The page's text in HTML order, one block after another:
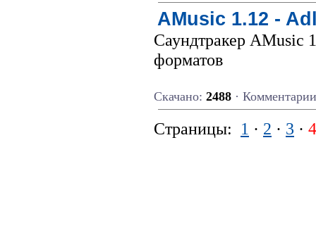
AMusic 1.12 -
Саундтракер AMusic
форматов
Скачано: 2488 ·
Страницы: 1 · 2 · 3 · 4